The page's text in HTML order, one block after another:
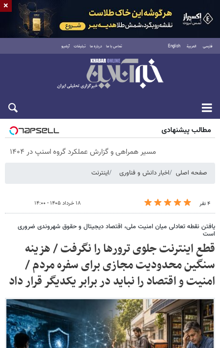
فارسی العربية English تماس با ما درباره ما تبلیغات آرشیو
پنجشنبه ۱۵ مرداد ۱۴۰۵
مطالب پیشنهادی
مسیر همراهی و گزارش عملکرد گروه اسنپ در ۱۴۰۴
صفحه اصلی اخبار دانش و فناوری اینترنت
۴ نفر ۱۸ خرداد ۱۴۰۵ - ۱۴:۰۰
یافتن نقطه تعادلی میان امنیت ملی، اقتصاد دیجیتال و حقوق شهروندی ضروری
است
قطع اینترنت جلوی ترورها را نگرفت / هزینه
سنگین محدودیت مجازی برای سفره مردم /
امنیت و اقتصاد را نباید در برابر یکدیگر قرار داد
×